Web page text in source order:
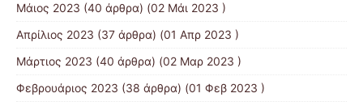
Μάιος 2023 (40 άρθρα) (02 Μάι 2023 )
Απρίλιος 2023 (37 άρθρα) (01 Απρ 2023 )
Μάρτιος 2023 (40 άρθρα) (02 Μαρ 2023 )
Φεβρουάριος 2023 (38 άρθρα) (01 Φεβ 2023 )